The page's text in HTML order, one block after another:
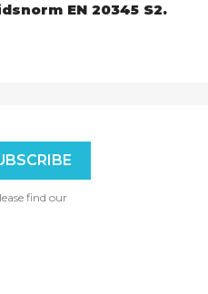
EN 20345 S2.
find our